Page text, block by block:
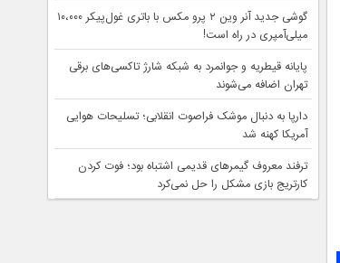
گوشی جدید آنر وین ۲ پرو مکس با باتری غول‌پیکر ۱۰،۰۰۰
میلی‌آمپری در راه است!
پایانه قیطریه و جوانمرد به شبکه شارژ تاکسی‌های برقی
تهران اضافه می‌شوند
دارپا به دنبال موشک فراصوت انقلابی؛ تسلیحات هوایی
آمریکا کهنه شد
ترفند معروف گیمرهای قدیمی اشتباه بود؛ فوت کردن
کارتریج بازی مشکل را حل نمی‌کرد